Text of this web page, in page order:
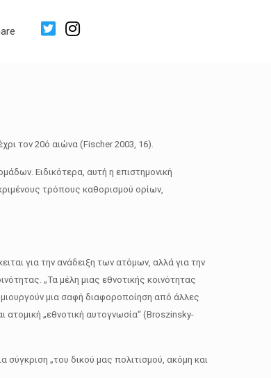
τον 20ό αιώνα (Fischer 2003, 16).
Ειδικότερα, αυτή η επιστημονική
τρόπους καθορισμού ορίων,
για την ανάδειξη των ατόμων, αλλά για την
„Τα μέλη μιας εθνοτικής κοινότητας
μια σαφή διαφοροποίηση από άλλες
ατομική „εθνοτική αυτογνωσία“ (Broszinsky-
„του δικού μας πολιτισμού, ακόμη και